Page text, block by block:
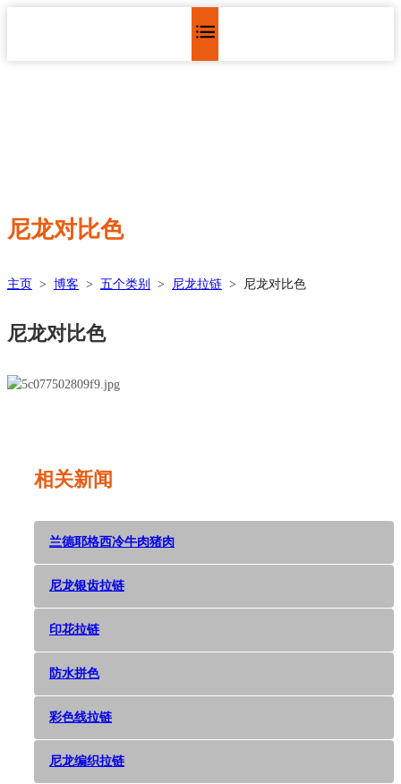
尼龙对比色
主页 > 博客 > 五个类别 > 尼龙拉链 > 尼龙对比色
尼龙对比色
相关新闻
兰德耶格西冷牛肉猪肉
尼龙银齿拉链
印花拉链
防水拼色
彩色线拉链
尼龙编织拉链